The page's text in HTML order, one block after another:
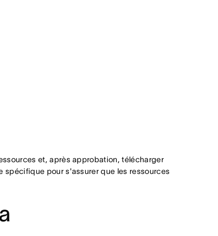
et, après approbation, télécharger
pour s'assurer que les ressources